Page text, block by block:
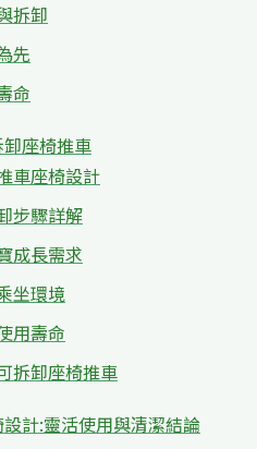
拆卸
先
命
座椅推車
車座椅設計
步驟詳解
成長需求
坐環境
用壽命
拆卸座椅推車
計:靈活使用與清潔結論